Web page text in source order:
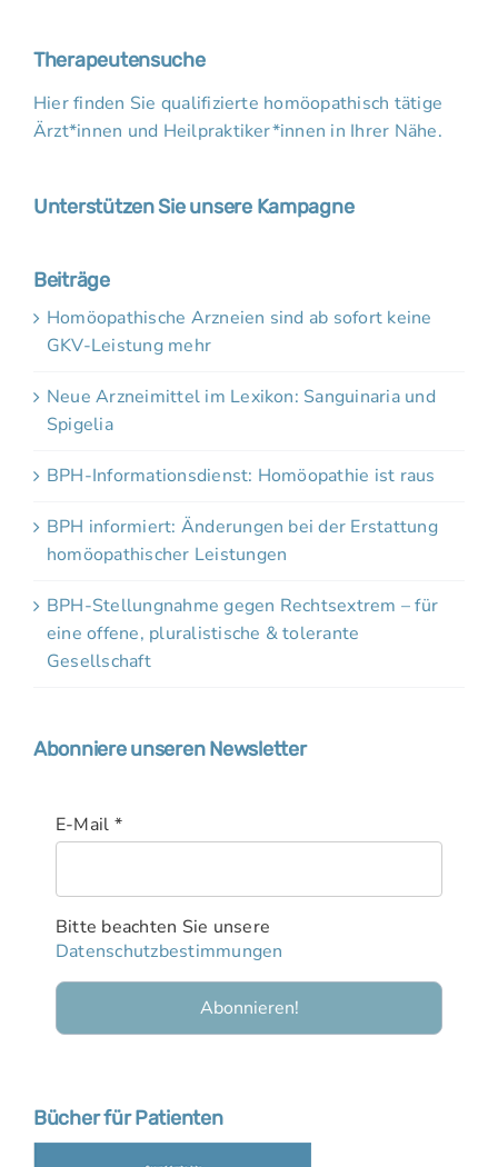
Therapeutensuche
Hier finden Sie qualifizierte homöopathisch tätige
Ärzt*innen und Heilpraktiker*innen in Ihrer Nähe.
Unterstützen Sie unsere Kampagne
Beiträge
Homöopathische Arzneien sind ab sofort keine
GKV-Leistung mehr
Neue Arzneimittel im Lexikon: Sanguinaria und
Spigelia
BPH-Informationsdienst: Homöopathie ist raus
BPH informiert: Änderungen bei der Erstattung
homöopathischer Leistungen
BPH-Stellungnahme gegen Rechtsextrem – für
eine offene, pluralistische & tolerante
Gesellschaft
Abonniere unseren Newsletter
E-Mail *
Bitte beachten Sie unsere
Datenschutzbestimmungen
Bücher für Patienten